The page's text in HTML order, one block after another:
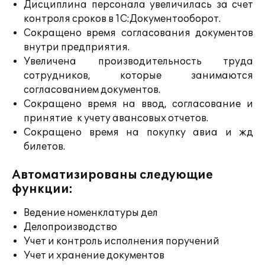
Дисциплина персонала увеличилась за счет
контроля сроков в 1С:Документооборот.
Сокращено время согласования документов
внутри предприятия.
Увеличена производительность труда
сотрудников, которые занимаются
согласованием документов.
Сокращено время на ввод, согласование и
принятие к учету авансовых отчетов.
Сокращено время на покупку авиа и жд
билетов.
Автоматизированы следующие
функции:
Ведение номенклатуры дел
Делопроизводство
Учет и контроль исполнения поручений
Учет и хранение документов